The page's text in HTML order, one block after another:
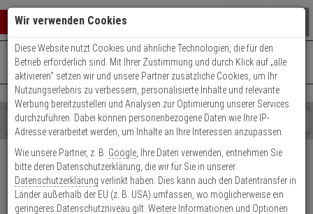
Warenkorb schließen
0 ARTIKEL IM WARENKORB
Ihr Warenkorb ist momentan leer.
Ergebnisse ()
Fertig
Shop
durchsuchen
geben
Sie
mindestens
Zeichen
wurde
noch
Kategorien
Suche
gestartet
+49 (0)821 899 493-0Mo. - Do.: 8:00 - 16:30 | Fr.: 8:00 - 14:00 Uhr
Kontaktservice nutzen
Versand & Lieferung
Bitte wählen Sie Ihr Lieferland.
Wir verwenden Cookies
Diese Website nutzt Cookies und ähnliche Technologien, die für den
Betrieb erforderlich sind. Mit Ihrer Zustimmung und durch Klick auf „alle
aktivieren“ setzen wir und unsere Partner zusätzliche Cookies, um Ihr
Nutzungserlebnis zu verbessern, personalisierte Inhalte und relevante
Werbung bereitzustellen und Analysen zur Optimierung unserer Services
durchzuführen. Dabei können personenbezogene Daten wie Ihre IP-
Adresse verarbeitet werden, um Inhalte an Ihre Interessen anzupassen.
Wie unsere Partner, z. B. Google , Ihre Daten verwenden, entnehmen Sie
bitte deren Datenschutzerklärung, die wir für Sie in unserer
Datenschutzerklärung verlinkt haben. Dies kann auch den Datentransfer in
Länder außerhalb der EU (z. B. USA) umfassen, wo möglicherweise ein
geringeres Datenschutzniveau gilt. Weitere Informationen und Optionen